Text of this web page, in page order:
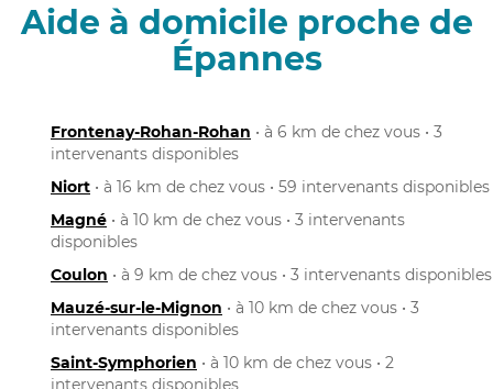
Aide à domicile proche de
Épannes
Frontenay-Rohan-Rohan • à 6 km de chez vous • 3
intervenants disponibles
Niort • à 16 km de chez vous • 59 intervenants disponibles
Magné • à 10 km de chez vous • 3 intervenants
disponibles
Coulon • à 9 km de chez vous • 3 intervenants disponibles
Mauzé-sur-le-Mignon • à 10 km de chez vous • 3
intervenants disponibles
Saint-Symphorien • à 10 km de chez vous • 2
intervenants disponibles